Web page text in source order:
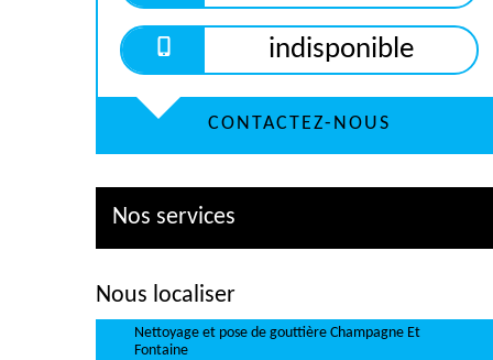
indisponible
CONTACTEZ-NOUS
Nos services
Nous localiser
Nettoyage et pose de gouttière Champagne Et
Fontaine